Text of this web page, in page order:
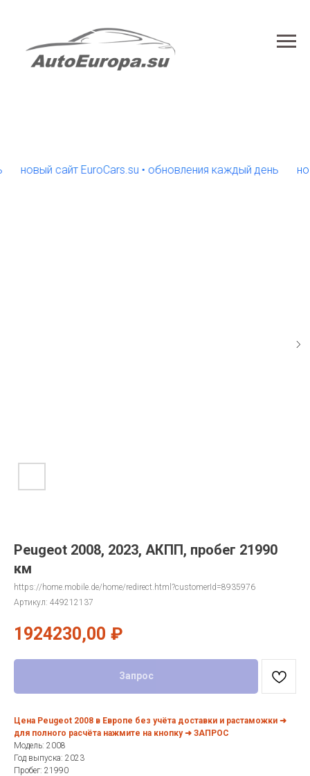
сайт EuroCars.su • обновления каждый день новый
Peugeot 2008, 2023, АКПП, пробег 21990
км
https://home.mobile.de/home/redirect.html?customerId=8935976
Артикул: 449212137
1924230,00 ₽
Запрос
Цена Peugeot 2008 в Европе без учёта доставки и растаможки ➜
для полного расчёта нажмите на кнопку ➜ ЗАПРОС
Модель: 2008
Год выпуска: 2023
Пробег: 21990